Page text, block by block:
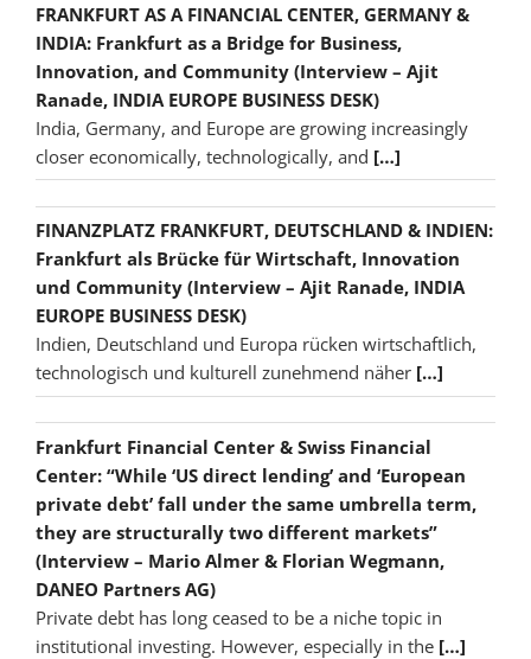
FRANKFURT AS A FINANCIAL CENTER, GERMANY &
INDIA: Frankfurt as a Bridge for Business,
Innovation, and Community (Interview – Ajit
Ranade, INDIA EUROPE BUSINESS DESK)
India, Germany, and Europe are growing increasingly
closer economically, technologically, and […]
FINANZPLATZ FRANKFURT, DEUTSCHLAND & INDIEN:
Frankfurt als Brücke für Wirtschaft, Innovation
und Community (Interview – Ajit Ranade, INDIA
EUROPE BUSINESS DESK)
Indien, Deutschland und Europa rücken wirtschaftlich,
technologisch und kulturell zunehmend näher […]
Frankfurt Financial Center & Swiss Financial
Center: “While ‘US direct lending’ and ‘European
private debt’ fall under the same umbrella term,
they are structurally two different markets”
(Interview – Mario Almer & Florian Wegmann,
DANEO Partners AG)
Private debt has long ceased to be a niche topic in
institutional investing. However, especially in the […]